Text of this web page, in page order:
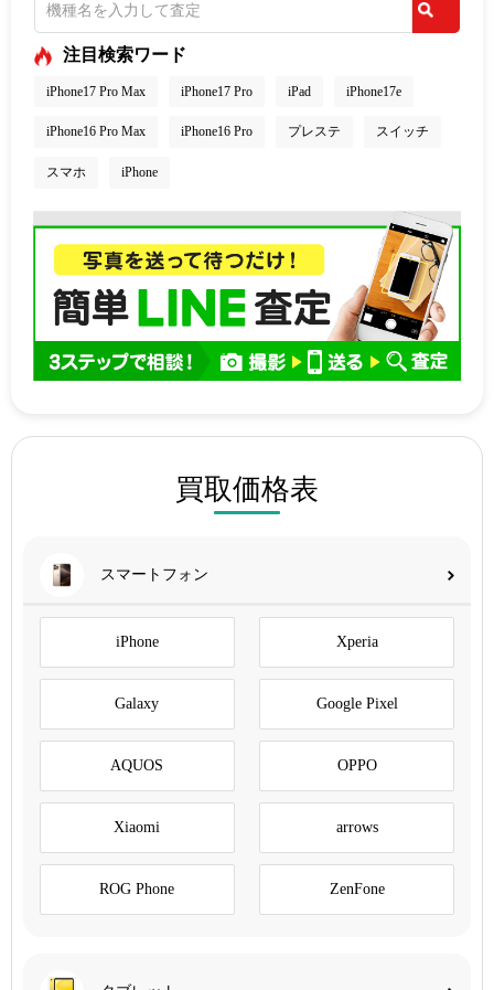
注目検索ワード
iPhone17 Pro Max iPhone17 Pro iPad iPhone17e
iPhone16 Pro Max iPhone16 Pro プレステ スイッチ
スマホ iPhone
買取価格表
スマートフォン
iPhone Xperia
Galaxy Google Pixel
AQUOS OPPO
Xiaomi arrows
ROG Phone ZenFone